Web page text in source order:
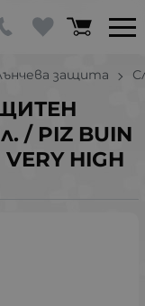
защита
/ PIZ BUIN
HIGH